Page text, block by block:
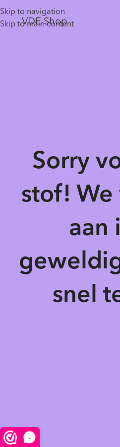
-
Skip to navigation
Skip to main content
VDE Shop
Sorry
stof!
aan
snel